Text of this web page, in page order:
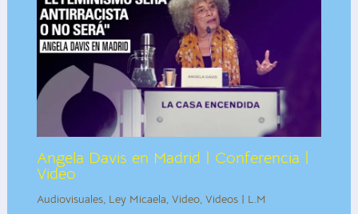
Angela Davis en Madrid | Conferencia |
Video
Audiovisuales, Ley Micaela, Video, Videos | L.M